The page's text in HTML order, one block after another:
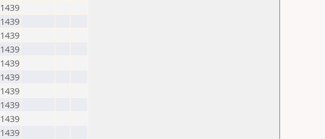
1439
1439
1439
1439
1439
1439
1439
1439
1439
1439